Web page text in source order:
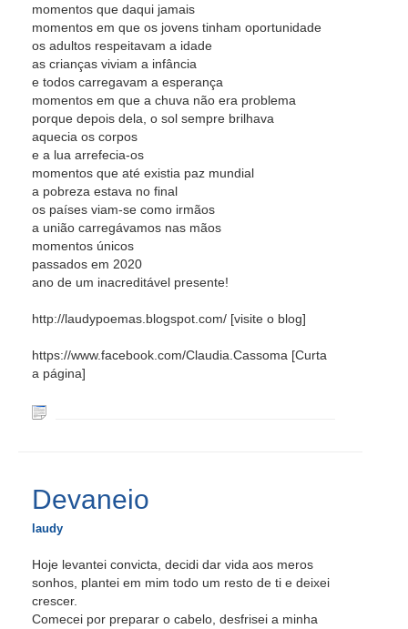
momentos que daqui jamais
momentos em que os jovens tinham oportunidade
os adultos respeitavam a idade
as crianças viviam a infância
e todos carregavam a esperança
momentos em que a chuva não era problema
porque depois dela, o sol sempre brilhava
aquecia os corpos
e a lua arrefecia-os
momentos que até existia paz mundial
a pobreza estava no final
os países viam-se como irmãos
a união carregávamos nas mãos
momentos únicos
passados em 2020
ano de um inacreditável presente!
http://laudypoemas.blogspot.com/ [visite o blog]
https://www.facebook.com/Claudia.Cassoma [Curta
a página]
Devaneio
laudy
Hoje levantei convicta, decidi dar vida aos meros
sonhos, plantei em mim todo um resto de ti e deixei
crescer.
Comecei por preparar o cabelo, desfrisei a minha